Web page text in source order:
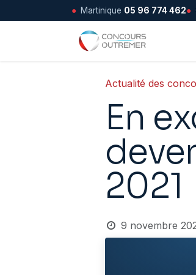
● Martinique 05 96 774 462●
Se rendre au contenu
Actualité des
En
2021
9 novembre